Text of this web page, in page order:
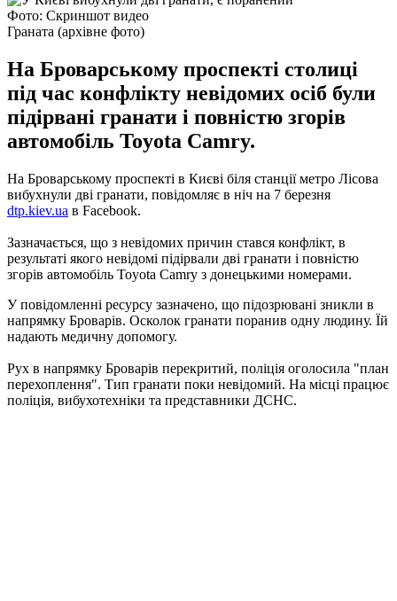
Фото: Скриншот видео
Граната (архівне фото)
На Броварському проспекті столиці
під час конфлікту невідомих осіб були
підірвані гранати і повністю згорів
автомобіль Toyota Camry.
На Броварському проспекті в Києві біля станції метро Лісова
вибухнули дві гранати, повідомляє в ніч на 7 березня
dtp.kiev.ua в Facebook.
Зазначається, що з невідомих причин стався конфлікт, в
результаті якого невідомі підірвали дві гранати і повністю
згорів автомобіль Toyota Camry з донецькими номерами.
У повідомленні ресурсу зазначено, що підозрювані зникли в
напрямку Броварів. Осколок гранати поранив одну людину. Їй
надають медичну допомогу.
Рух в напрямку Броварів перекритий, поліція оголосила "план
перехоплення". Тип гранати поки невідомий. На місці працює
поліція, вибухотехніки та представники ДСНС.